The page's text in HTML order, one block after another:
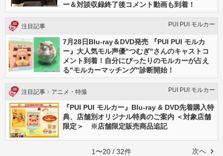
ー＆対談収録終了後コメント動画も到着！
注目記事 PUI PUI モルカー
7月28日Blu-ray＆DVD発売 『PUI PUI モルカ
ー』大人気モル声優"つむぎ"さんのキャストコ
メント到着！自分にぴったりのモルカーが占え
る"モルカーマッチング"診断開始！
注目記事 アニメ・特撮 PUI PUI モルカー
『PUI PUI モルカー』Blu-ray & DVD先着購入特
典、店舗別オリジナル特典のご案内 ＜対象店舗
限定＞ ※店舗限定販売商品追記
次へ
1〜20 / 32件